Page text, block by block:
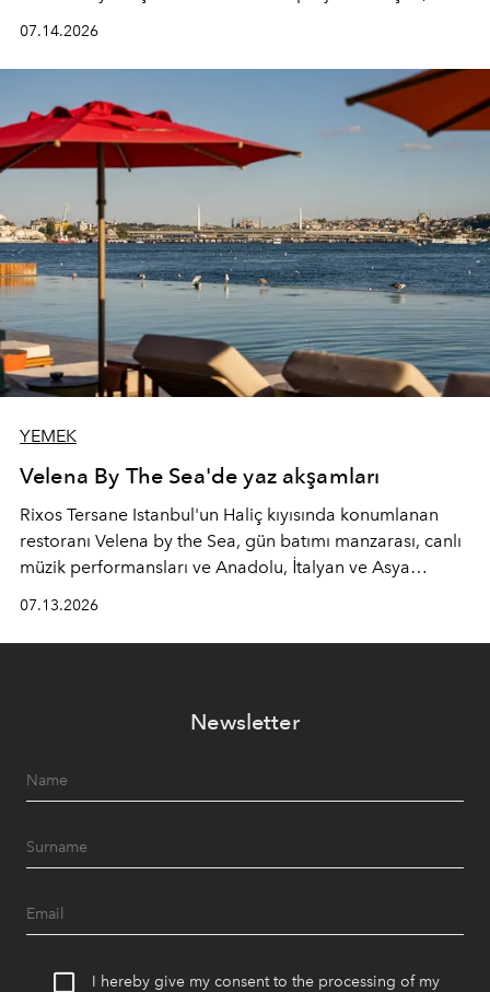
(savoir-faire) buluşan parçalara dönüştürmek.
07.14.2026
YEMEK
Velena By The Sea'de yaz akşamları
Rixos Tersane Istanbul'un Haliç kıyısında konumlanan
restoranı Velena by the Sea, gün batımı manzarası, canlı
müzik performansları ve Anadolu, İtalyan ve Asya
devam ediyor.
07.13.2026
Newsletter
I hereby give my consent to the processing of my